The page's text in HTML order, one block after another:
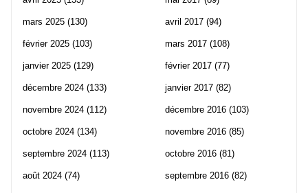
mars 2025 (130)
février 2025 (103)
janvier 2025 (129)
décembre 2024 (133)
novembre 2024 (112)
octobre 2024 (134)
septembre 2024 (113)
août 2024 (74)
avril 2017 (94)
mars 2017 (108)
février 2017 (77)
janvier 2017 (82)
décembre 2016 (103)
novembre 2016 (85)
octobre 2016 (81)
septembre 2016 (82)